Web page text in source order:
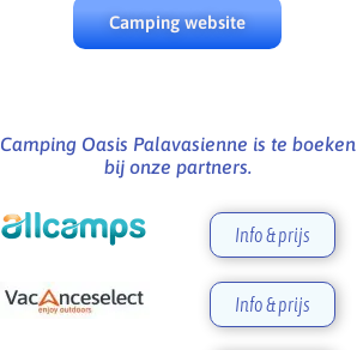
Camping website
Camping Oasis Palavasienne is te boeken
bij onze partners.
Info & prijs
Info & prijs